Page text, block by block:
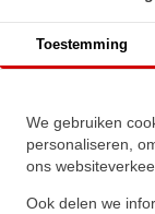
Beginpagina·
Toestemming
We gebruiken
personaliseren,
ons
Ook delen we